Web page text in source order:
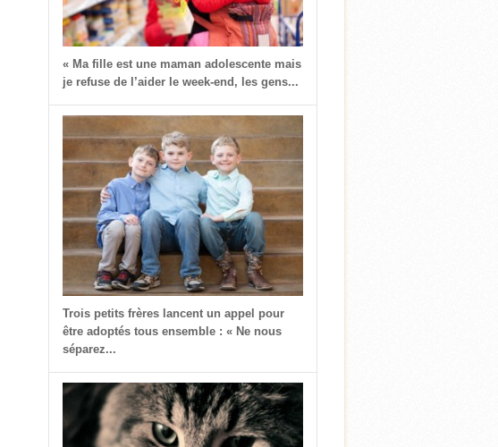
« Ma fille est une maman adolescente mais
je refuse de l’aider le week-end, les gens...
Trois petits frères lancent un appel pour
être adoptés tous ensemble : « Ne nous
séparez...